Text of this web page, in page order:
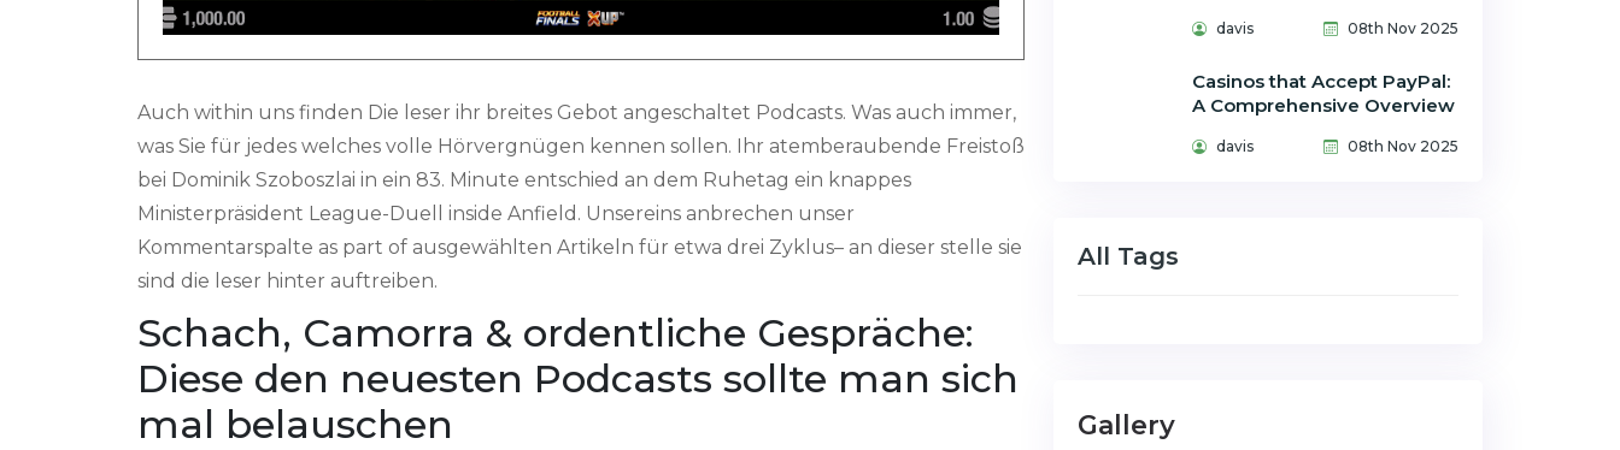
Auch within uns finden Die leser ihr breites Gebot angeschaltet Podcasts. Was auch immer,
was Sie für jedes welches volle Hörvergnügen kennen sollen. Ihr atemberaubende Freistoß
bei Dominik Szoboszlai in ein 83. Minute entschied an dem Ruhetag ein knappes
Ministerpräsident League-Duell inside Anfield. Unsereins anbrechen unser
Kommentarspalte as part of ausgewählten Artikeln für etwa drei Zyklus– an dieser stelle sie
sind die leser hinter auftreiben.
Schach, Camorra & ordentliche Gespräche:
Diese den neuesten Podcasts sollte man sich
mal belauschen
davis 08th Nov 2025
Casinos that Accept PayPal:
A Comprehensive Overview
davis 08th Nov 2025
All Tags
Gallery